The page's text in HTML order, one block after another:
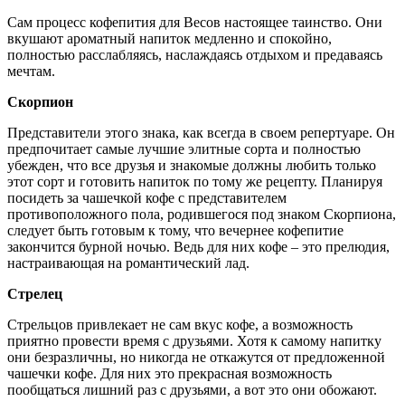
Сам процесс кофепития для Весов настоящее таинство. Они
вкушают ароматный напиток медленно и спокойно,
полностью расслабляясь, наслаждаясь отдыхом и предаваясь
мечтам.
Скорпион
Представители этого знака, как всегда в своем репертуаре. Он
предпочитает самые лучшие элитные сорта и полностью
убежден, что все друзья и знакомые должны любить только
этот сорт и готовить напиток по тому же рецепту. Планируя
посидеть за чашечкой кофе с представителем
противоположного пола, родившегося под знаком Скорпиона,
следует быть готовым к тому, что вечернее кофепитие
закончится бурной ночью. Ведь для них кофе – это прелюдия,
настраивающая на романтический лад.
Стрелец
Стрельцов привлекает не сам вкус кофе, а возможность
приятно провести время с друзьями. Хотя к самому напитку
они безразличны, но никогда не откажутся от предложенной
чашечки кофе. Для них это прекрасная возможность
пообщаться лишний раз с друзьями, а вот это они обожают.